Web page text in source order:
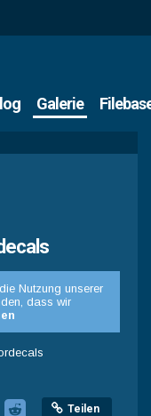
Galerie
Nutzung unserer
dass wir
Teilen